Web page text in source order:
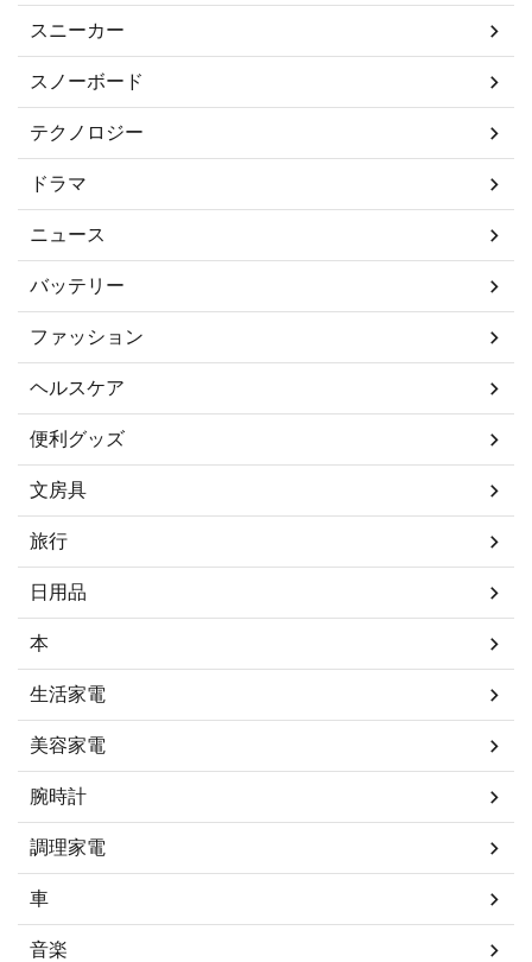
スニーカー
スノーボード
テクノロジー
ドラマ
ニュース
バッテリー
ファッション
ヘルスケア
便利グッズ
文房具
旅行
日用品
本
生活家電
美容家電
腕時計
調理家電
車
音楽